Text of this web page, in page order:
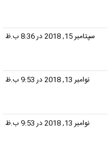
سپتامبر 15, 2018 در 8:36 ب.ظ
نوامبر 13, 2018 در 9:53 ب.ظ
نوامبر 13, 2018 در 9:53 ب.ظ